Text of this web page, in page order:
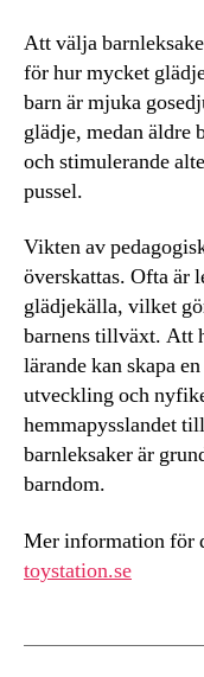
Att välja
för hur mycket
barn är mjuka
glädje, medan äldre
och stimulerande
pussel.
Vikten av
överskattas. Ofta är
glädjekälla, vilket
barnens tillväxt. Att
lärande kan skapa
utveckling och
hemmapysslandet
barnleksaker är
barndom.
Mer information för
toystation.se